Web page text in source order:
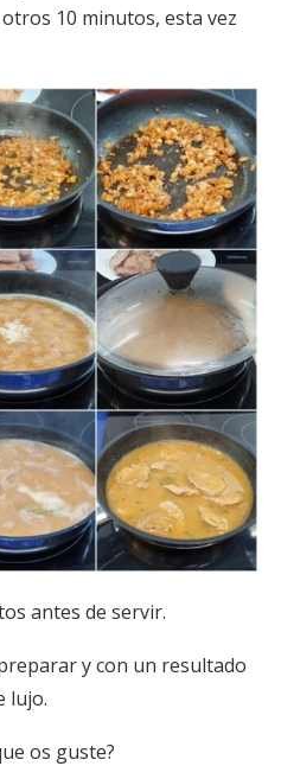
10 minutos, esta vez
antes de servir.
y con un resultado
lujo.
os guste?